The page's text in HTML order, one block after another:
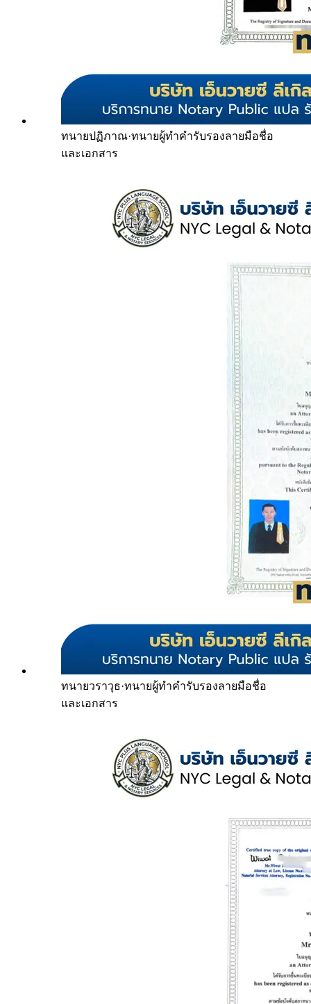
ทนายปฏิภาณ·ทนายผู้ทำคำรับรองลายมือชื่อ
และเอกสาร
ทนายวราวุธ·ทนายผู้ทำคำรับรองลายมือชื่อ
และเอกสาร